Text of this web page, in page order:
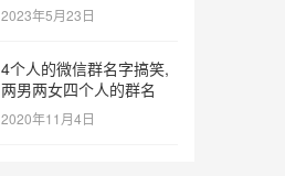
2023年5月23日
4个人的微信群名字搞笑,
两男两女四个人的群名
2020年11月4日